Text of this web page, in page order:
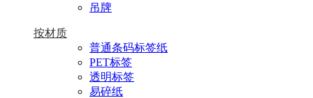
吊牌
按材质
普通条码标签纸
PET标签
透明标签
易碎纸